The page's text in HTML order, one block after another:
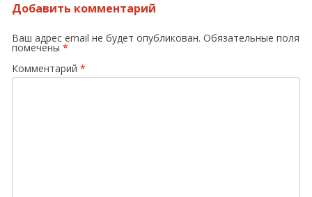
Добавить комментарий
Ваш адрес email не будет опубликован. Обязательные поля
помечены *
Комментарий *